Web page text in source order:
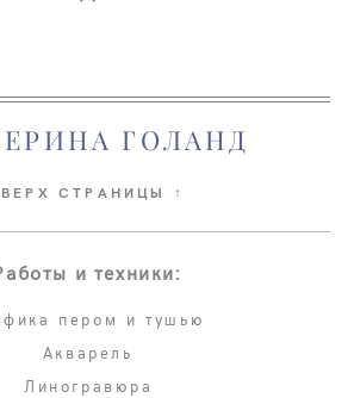
ГОЛАНД
СТРАНИЦЫ ↑
и техники:
пером и тушью
Акварель
Линогравюра